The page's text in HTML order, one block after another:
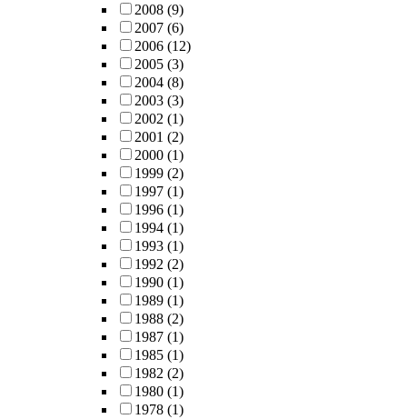
2008 (9)
2007 (6)
2006 (12)
2005 (3)
2004 (8)
2003 (3)
2002 (1)
2001 (2)
2000 (1)
1999 (2)
1997 (1)
1996 (1)
1994 (1)
1993 (1)
1992 (2)
1990 (1)
1989 (1)
1988 (2)
1987 (1)
1985 (1)
1982 (2)
1980 (1)
1978 (1)